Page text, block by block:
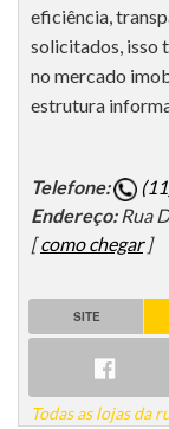
eficiência,
solicitados, isso
no mercado
estrutura
Telefone:
Endereço: Rua
[como chegar]
SITE
Todas as lojas da